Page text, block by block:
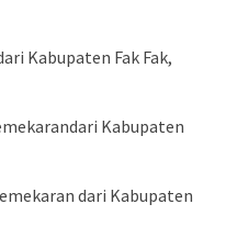
Kabupaten Fak Fak,
Kabupaten
dari Kabupaten